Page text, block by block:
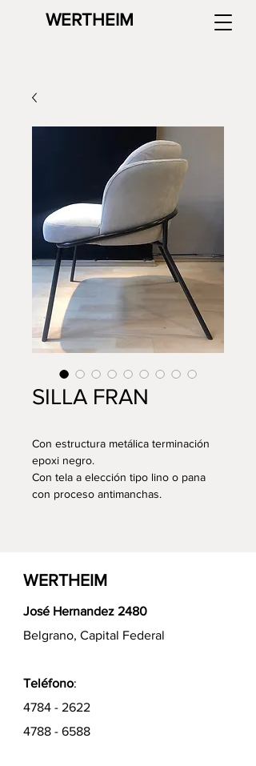
WERTHEIM
SILLA FRAN
Con estructura metálica terminación
epoxi negro.
Con tela a elección tipo lino o pana
con proceso antimanchas.
WERTHEIM
José Hernandez 2480
Belgrano, Capital Federal
Teléfono:
4784 - 2622
4788 - 6588